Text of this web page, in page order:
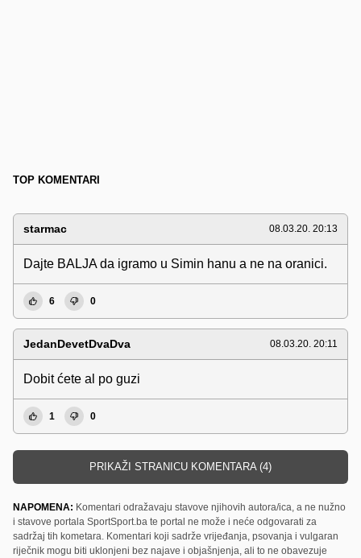
TOP KOMENTARI
starmac 08.03.20. 20:13
Dajte BALJA da igramo u Simin hanu a ne na oranici.
6 0
JedanDevetDvaDva 08.03.20. 20:11
Dobit ćete al po guzi
1 0
PRIKAŽI STRANICU KOMENTARA (4)
NAPOMENA: Komentari odražavaju stavove njihovih autora/ica, a ne nužno
i stavove portala SportSport.ba te portal ne može i neće odgovarati za
sadržaj tih kometara. Komentari koji sadrže vrijeđanja, psovanja i vulgaran
riječnik mogu biti uklonjeni bez najave i objašnjenja, ali to ne obavezuje